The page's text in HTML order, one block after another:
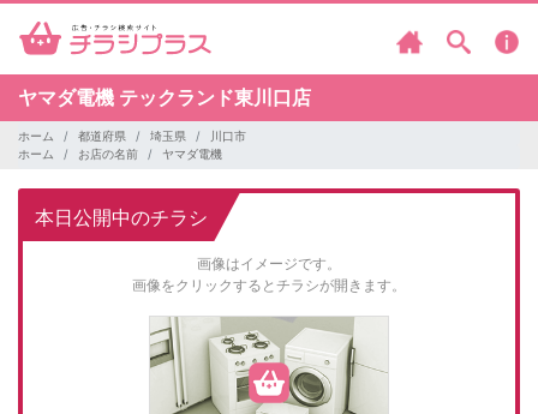
ヤマダ電機 テックランド東川口店
ホーム 都道府県 埼玉県
川口市
ホーム
お店の名前 ヤマダ電機
本日公開中のチラシ
画像はイメージです。
画像をクリックするとチラシが開きます。